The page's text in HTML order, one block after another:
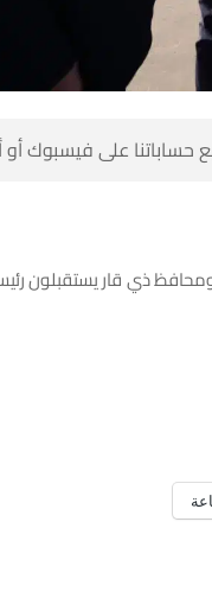
حساباتنا على فيسبوك
ذي قار يستقبلون